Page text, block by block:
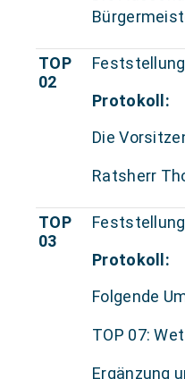
TOP
02
Protokoll:
Die
Ratsherr
TOP
03
Protokoll:
Folgende
TOP 07:
Ergänzung